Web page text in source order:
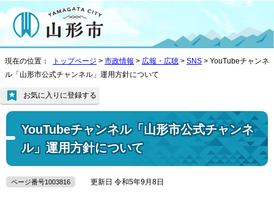
現在の位置： トップページ > 市政情報 > 広報・広聴 > SNS > YouTubeチャンネ
ル「山形市公式チャンネル」運用方針について
YouTubeチャンネル「山形市公式チャンネ
ル」運用方針について
お気に入りに登録する
ページ番号1003816 更新日 令和5年9月8日